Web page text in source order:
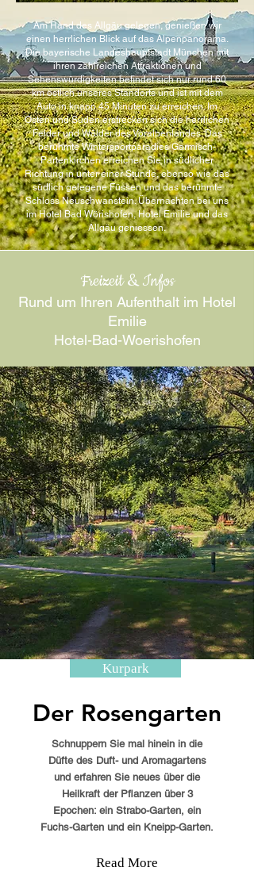
Am Rand des Allgäu gelegen, genießen wir
einen herrlichen Blick auf das Alpenpanorama.
Die bayerische Landeshauptstadt Münchenmit
ihren zahlreichen Attraktionen und
Sehenswürdigkeitenbefindet sich nur rund 60
km östlich unseres Standorts und ist mit dem
Auto in knapp 45 Minuten zu erreichen. Im
Osten und Süden erstrecken sich die herrlichen
Felder und Wälder des Voralpenlandes. Das
berühmte Wintersportparadies Garmisch-
Partenkirchen erreichen Sie in südlicher
Richtung in unter einer Stunde, ebenso wie das
südlichgelegene Füssenund das berühmte
Schloss Neuschwanstein. Übernachten bei uns
im Hotel Bad Wörishofen, Hotel Emilie und das
Allgäu geniessen.
Freizeit & Infos
Rund um Ihren Aufenthalt im Hotel
Emilie
Hotel-Bad-Woerishofen
Kurpark
Der Rosengarten
Schnuppern Sie mal hinein in die
Düfte des Duft- und Aromagartens
und erfahren Sie neues über die
Heilkraft der Pflanzen über 3
Epochen: ein Strabo-Garten, ein
Fuchs-Garten und ein Kneipp-Garten.
Read More